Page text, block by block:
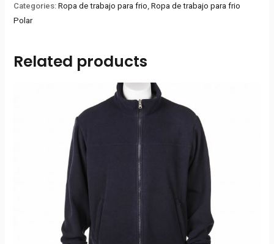
Categories:Ropa de trabajo para frio ,Ropa de trabajo para frio
Polar
Related products